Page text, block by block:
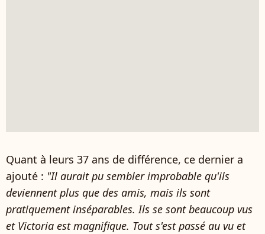
Quant à leurs 37 ans de différence, ce dernier a
ajouté : "Il aurait pu sembler improbable qu'ils
deviennent plus que des amis, mais ils sont
pratiquement inséparables. Ils se sont beaucoup vus
et Victoria est magnifique. Tout s'est passé au vu et